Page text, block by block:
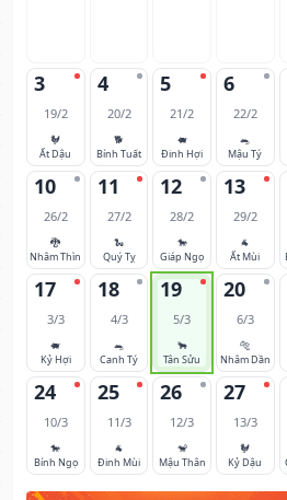
3
19/2
🐓
Ất Dậu
4
20/2
🐕
Bính Tuất
5
21/2
🐖
Đinh Hợi
6
22/2
🐀
Mậu Tý
10
26/2
🐉
Nhâm Thìn
11
27/2
🐍
Quý Tỵ
12
28/2
🐎
Giáp Ngọ
13
29/2
🐐
Ất Mùi
17
3/3
🐖
Kỷ Hợi
18
4/3
🐀
Canh Tý
19
5/3
🐂
Tân Sửu
20
6/3
🐅
Nhâm Dần
24
10/3
🐎
Bính Ngọ
25
11/3
🐐
Đinh Mùi
26
12/3
🐒
Mậu Thân
27
13/3
🐓
Kỷ Dậu